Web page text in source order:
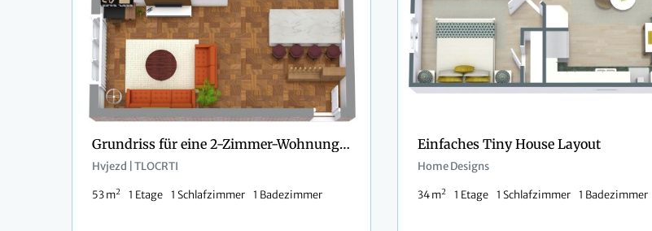
Grundriss für eine 2-Zimmer-Wohnung mit schmalem Bad und Badewanne
Hvjezd | TLOCRTI
53 m2 1 Etage 1 Schlafzimmer 1 Badezimmer
Einfaches Tiny House Layout
Home Designs
34 m2 1 Etage 1 Schlafzimmer 1 Badezimmer